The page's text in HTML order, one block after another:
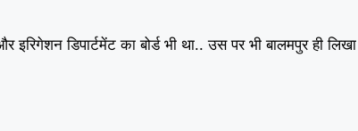
इरिगेशन डिपार्टमेंट का बोर्ड भी था.. उस पर भी बालमपुर ही